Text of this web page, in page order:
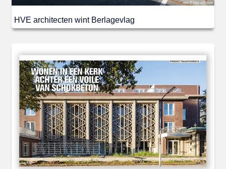
HVE architecten wint Berlagevlag